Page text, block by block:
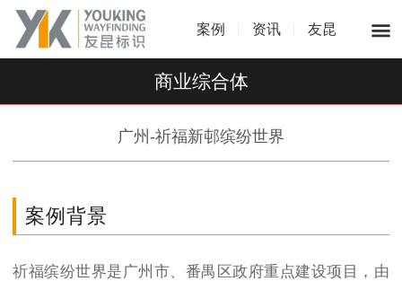
案例 资讯 友昆
商业综合体
广州-祈福新邨缤纷世界
案例背景
祈福缤纷世界是广州市、番禺区政府重点建设项目，由